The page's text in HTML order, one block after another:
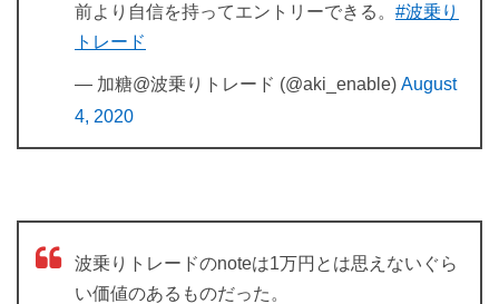
前より自信を持ってエントリーできる。 #波乗り
トレード
— 加糖@波乗りトレード (@aki_enable) August
4, 2020
波乗りトレードのnoteは1万円とは思えないぐら
い価値のあるものだった。